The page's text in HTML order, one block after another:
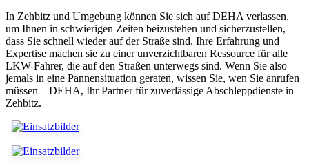
In Zehbitz und Umgebung können Sie sich auf DEHA verlassen,
um Ihnen in schwierigen Zeiten beizustehen und sicherzustellen,
dass Sie schnell wieder auf der Straße sind. Ihre Erfahrung und
Expertise machen sie zu einer unverzichtbaren Ressource für alle
LKW-Fahrer, die auf den Straßen unterwegs sind. Wenn Sie also
jemals in eine Pannensituation geraten, wissen Sie, wen Sie anrufen
müssen – DEHA, Ihr Partner für zuverlässige Abschleppdienste in
Zehbitz.